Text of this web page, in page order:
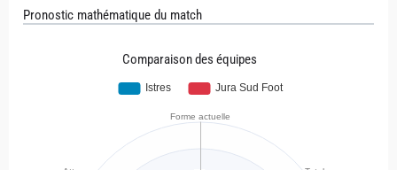
Pronostic mathématique du match
Comparaison des équipes